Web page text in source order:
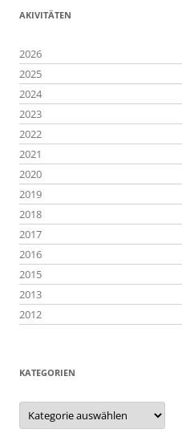
AKIVITÄTEN
2026
2025
2024
2023
2022
2021
2020
2019
2018
2017
2016
2015
2013
2012
KATEGORIEN
Kategorien